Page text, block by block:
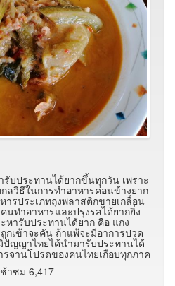
บประทานได้ยากขึ้นทุกวัน เพราะ
ลวิธีในการทำอาหารค่อนข้างยาก
รประเภทถุงพลาสติกขายเกลื่อน
นทำอาหารและปรุงรสได้ยากยิ่ง
หารับประทานได้ยาก คือ แกง
เข้าจะคัน ถ้าแพ้จะมีอาการปวด
ญญาไทยได้นำมารับประทานได้
จานโปรดของคนไทยเกือบทุกภาค
ช้าชม 6,417